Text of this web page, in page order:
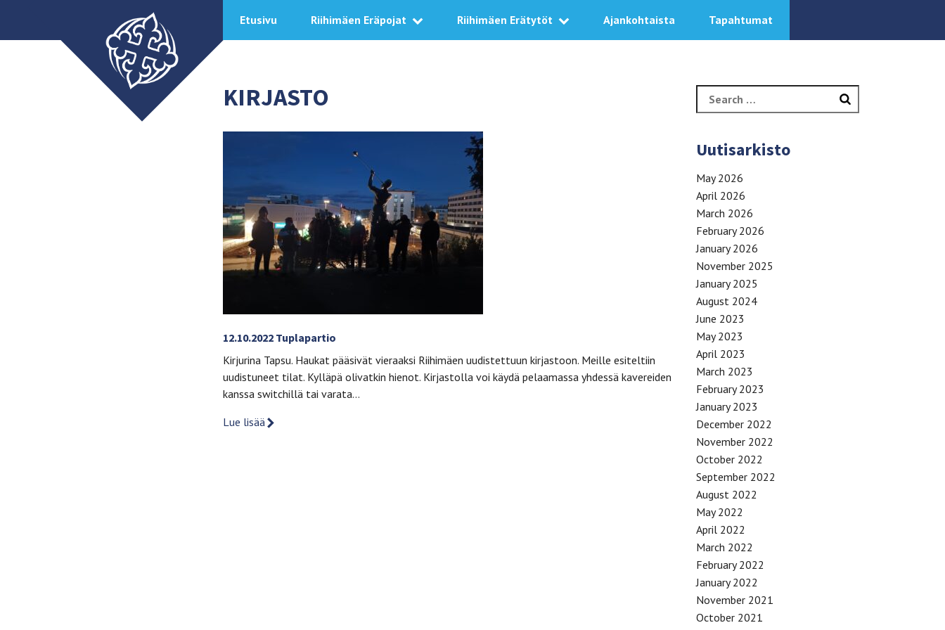
Etusivu Riihimäen Eräpojat Riihimäen Erätytöt Ajankohtaista Tapahtumat
KIRJASTO
12.10.2022 Tuplapartio
Kirjurina Tapsu. Haukat pääsivät vieraaksi Riihimäen uudistettuun kirjastoon. Meille esiteltiin
uudistuneet tilat. Kylläpä olivatkin hienot. Kirjastolla voi käydä pelaamassa yhdessä kavereiden
kanssa switchillä tai varata…
Lue lisää
Search
for:
Uutisarkisto
May 2026
April 2026
March 2026
February 2026
January 2026
November 2025
January 2025
August 2024
June 2023
May 2023
April 2023
March 2023
February 2023
January 2023
December 2022
November 2022
October 2022
September 2022
August 2022
May 2022
April 2022
March 2022
February 2022
January 2022
November 2021
October 2021